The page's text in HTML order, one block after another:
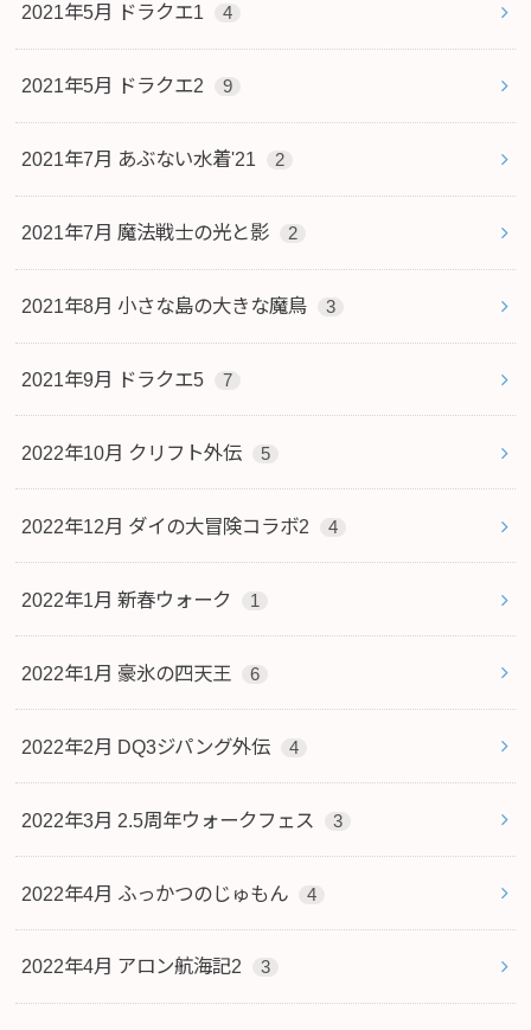
2021年5月 ドラクエ1 4
2021年5月 ドラクエ2 9
2021年7月 あぶない水着'21 2
2021年7月 魔法戦士の光と影 2
2021年8月 小さな島の大きな魔鳥 3
2021年9月 ドラクエ5 7
2022年10月 クリフト外伝 5
2022年12月 ダイの大冒険コラボ2 4
2022年1月 新春ウォーク 1
2022年1月 豪氷の四天王 6
2022年2月 DQ3ジパング外伝 4
2022年3月 2.5周年ウォークフェス 3
2022年4月 ふっかつのじゅもん 4
2022年4月 アロン航海記2 3